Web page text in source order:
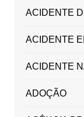
ACIDENTE
ACIDENTE
ACIDENTE
ADOÇÃO